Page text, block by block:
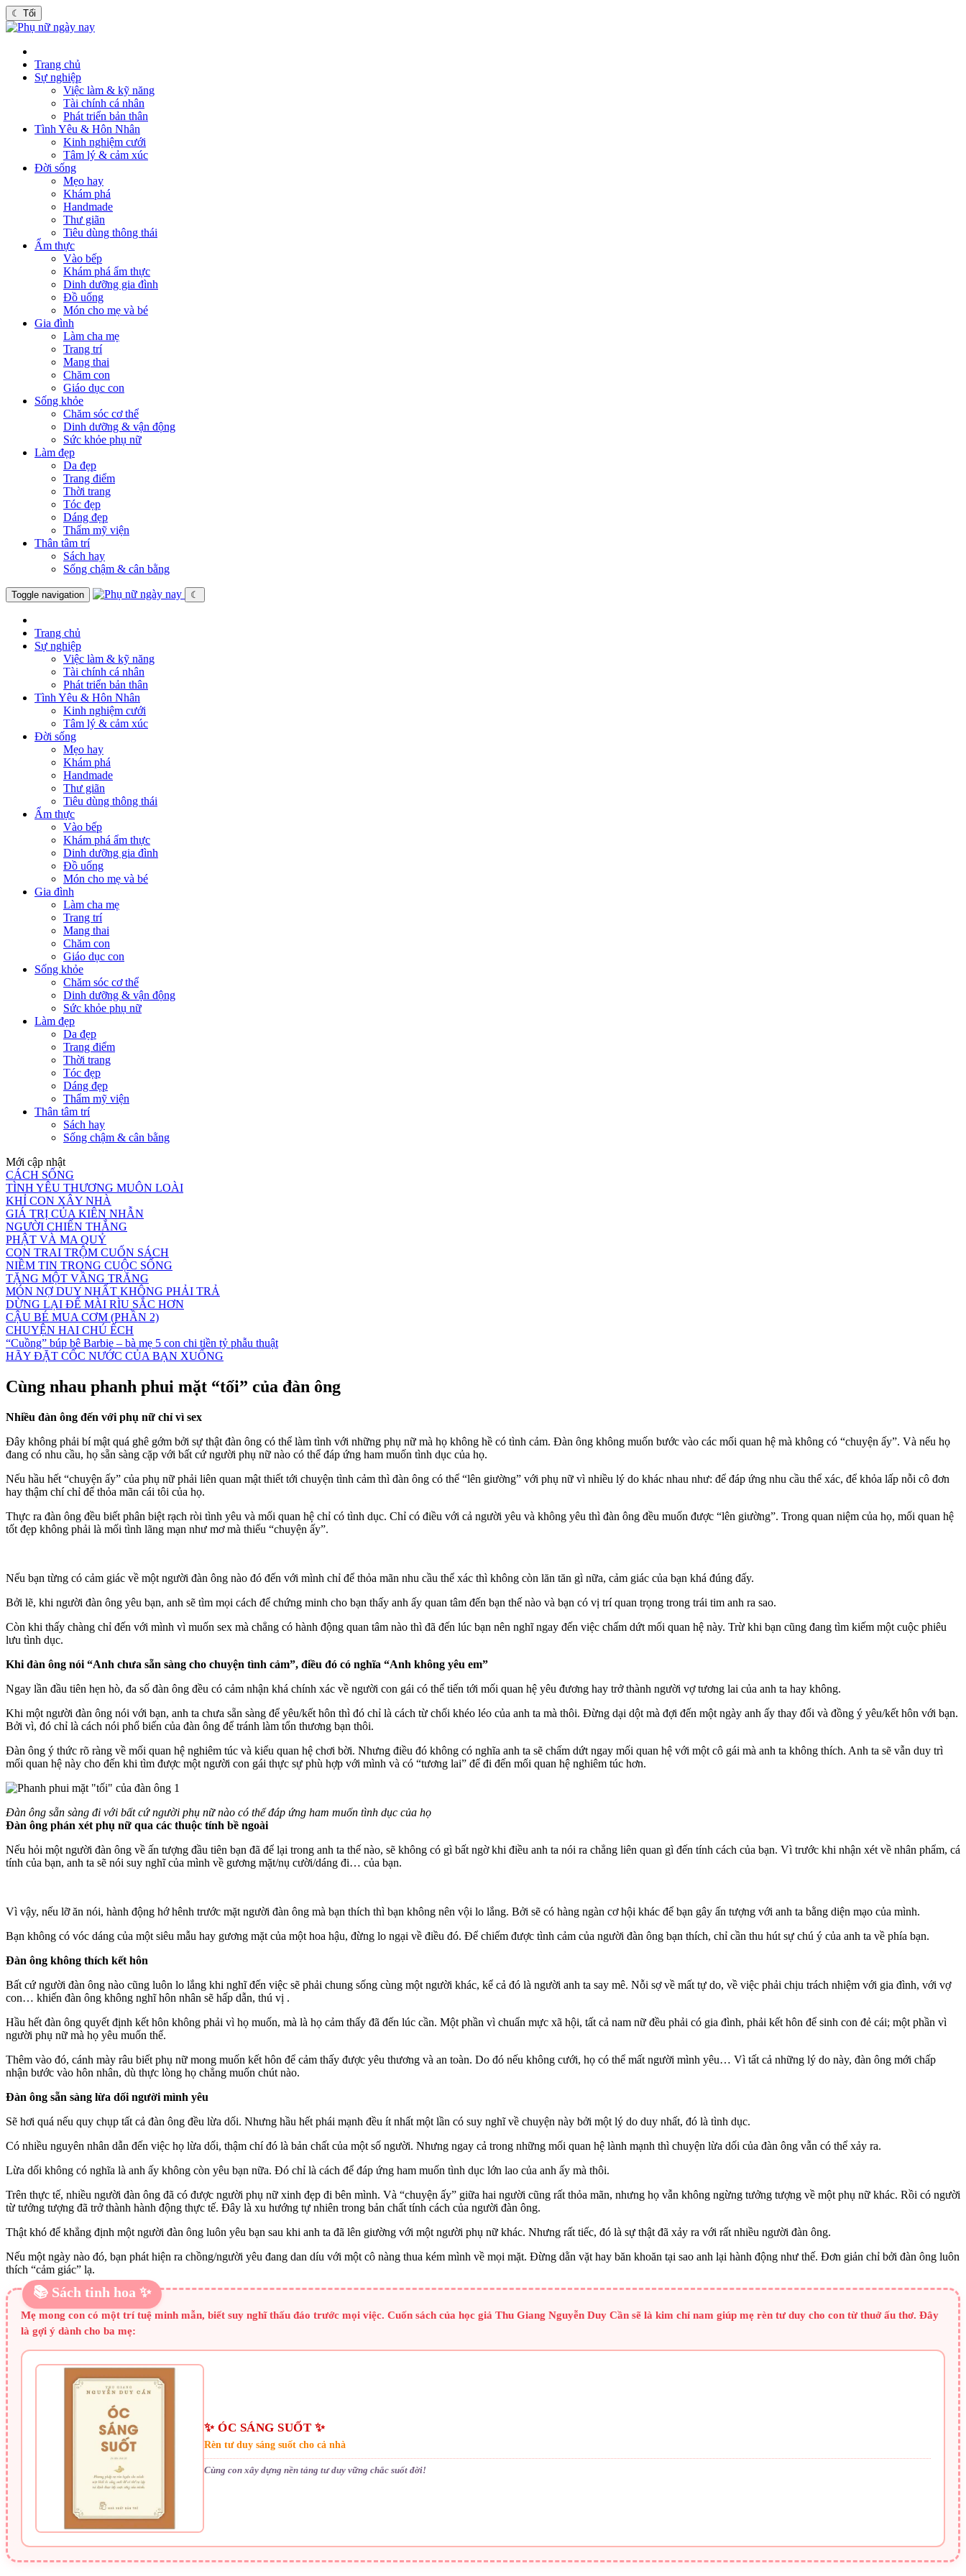
☾ Tối
Trang chủ
Sự nghiệp
Việc làm & kỹ năng
Tài chính cá nhân
Phát triển bản thân
Tình Yêu & Hôn Nhân
Kinh nghiệm cưới
Tâm lý & cảm xúc
Đời sống
Mẹo hay
Khám phá
Handmade
Thư giãn
Tiêu dùng thông thái
Ẩm thực
Vào bếp
Khám phá ẩm thực
Dinh dưỡng gia đình
Đồ uống
Món cho mẹ và bé
Gia đình
Làm cha mẹ
Trang trí
Mang thai
Chăm con
Giáo dục con
Sống khỏe
Chăm sóc cơ thể
Dinh dưỡng & vận động
Sức khỏe phụ nữ
Làm đẹp
Da đẹp
Trang điểm
Thời trang
Tóc đẹp
Dáng đẹp
Thẩm mỹ viện
Thân tâm trí
Sách hay
Sống chậm & cân bằng
Toggle navigation ☾
Trang chủ
Sự nghiệp
Việc làm & kỹ năng
Tài chính cá nhân
Phát triển bản thân
Tình Yêu & Hôn Nhân
Kinh nghiệm cưới
Tâm lý & cảm xúc
Đời sống
Mẹo hay
Khám phá
Handmade
Thư giãn
Tiêu dùng thông thái
Ẩm thực
Vào bếp
Khám phá ẩm thực
Dinh dưỡng gia đình
Đồ uống
Món cho mẹ và bé
Gia đình
Làm cha mẹ
Trang trí
Mang thai
Chăm con
Giáo dục con
Sống khỏe
Chăm sóc cơ thể
Dinh dưỡng & vận động
Sức khỏe phụ nữ
Làm đẹp
Da đẹp
Trang điểm
Thời trang
Tóc đẹp
Dáng đẹp
Thẩm mỹ viện
Thân tâm trí
Sách hay
Sống chậm & cân bằng
Mới cập nhật
CÁCH SỐNG
TÌNH YÊU THƯƠNG MUÔN LOÀI
KHỈ CON XÂY NHÀ
GIÁ TRỊ CỦA KIÊN NHẪN
NGƯỜI CHIẾN THẮNG
PHẬT VÀ MA QUỶ
CON TRAI TRỘM CUỐN SÁCH
NIỀM TIN TRONG CUỘC SỐNG
TẶNG MỘT VẦNG TRĂNG
MÓN NỢ DUY NHẤT KHÔNG PHẢI TRẢ
DỪNG LẠI ĐỂ MÀI RÌU SẮC HƠN
CẬU BÉ MUA CƠM (PHẦN 2)
CHUYỆN HAI CHÚ ẾCH
“Cuồng” búp bê Barbie – bà mẹ 5 con chi tiền tỷ phẫu thuật
HÃY ĐẶT CỐC NƯỚC CỦA BẠN XUỐNG
Cùng nhau phanh phui mặt “tối” của đàn ông
Nhiều đàn ông đến với phụ nữ chỉ vì sex
Đây không phải bí mật quá ghê gớm bởi sự thật đàn ông có thể làm tình với những phụ nữ mà họ không hề có tình cảm. Đàn ông không muốn bước vào các mối quan hệ mà không có “chuyện ấy”. Và nếu họ
đang có nhu cầu, họ sẵn sàng cặp với bất cứ người phụ nữ nào có thể đáp ứng ham muốn tình dục của họ.
Nếu hầu hết “chuyện ấy” của phụ nữ phải liên quan mật thiết tới chuyện tình cảm thì đàn ông có thể “lên giường” với phụ nữ vì nhiều lý do khác nhau như: để đáp ứng nhu cầu thể xác, để khỏa lấp nỗi cô đơn
hay thậm chí chỉ để thỏa mãn cái tôi của họ.
Thực ra đàn ông đều biết phân biệt rạch ròi tình yêu và mối quan hệ chỉ có tình dục. Chỉ có điều với cả người yêu và không yêu thì đàn ông đều muốn được “lên giường”. Trong quan niệm của họ, mối quan hệ
tốt đẹp không phải là mối tình lãng mạn như mơ mà thiếu “chuyện ấy”.
Nếu bạn từng có cảm giác về một người đàn ông nào đó đến với mình chỉ để thỏa mãn nhu cầu thể xác thì không còn lăn tăn gì nữa, cảm giác của bạn khá đúng đấy.
Bởi lẽ, khi người đàn ông yêu bạn, anh sẽ tìm mọi cách để chứng minh cho bạn thấy anh ấy quan tâm đến bạn thế nào và bạn có vị trí quan trọng trong trái tim anh ra sao.
Còn khi thấy chàng chỉ đến với mình vì muốn sex mà chẳng có hành động quan tâm nào thì đã đến lúc bạn nên nghĩ ngay đến việc chấm dứt mối quan hệ này. Trừ khi bạn cũng đang tìm kiếm một cuộc phiêu
lưu tình dục.
Khi đàn ông nói “Anh chưa sẵn sàng cho chuyện tình cảm”, điều đó có nghĩa “Anh không yêu em”
Ngay lần đầu tiên hẹn hò, đa số đàn ông đều có cảm nhận khá chính xác về người con gái có thể tiến tới mối quan hệ yêu đương hay trở thành người vợ tương lai của anh ta hay không.
Khi một người đàn ông nói với bạn, anh ta chưa sẵn sàng để yêu/kết hôn thì đó chỉ là cách từ chối khéo léo của anh ta mà thôi. Đừng dại dột mà đợi đến một ngày anh ấy thay đổi và đồng ý yêu/kết hôn với bạn.
Bởi vì, đó chỉ là cách nói phổ biến của đàn ông để tránh làm tổn thương bạn thôi.
Đàn ông ý thức rõ ràng về mối quan hệ nghiêm túc và kiểu quan hệ chơi bời. Nhưng điều đó không có nghĩa anh ta sẽ chấm dứt ngay mối quan hệ với một cô gái mà anh ta không thích. Anh ta sẽ vẫn duy trì
mối quan hệ này cho đến khi tìm được một người con gái thực sự phù hợp với mình và có “tương lai” để đi đến mối quan hệ nghiêm túc hơn.
Đàn ông sẵn sàng đi với bất cứ người phụ nữ nào có thể đáp ứng ham muốn tình dục của họ
Đàn ông phán xét phụ nữ qua các thuộc tính bề ngoài
Nếu hỏi một người đàn ông về ấn tượng đầu tiên bạn đã để lại trong anh ta thế nào, sẽ không có gì bất ngờ khi điều anh ta nói ra chẳng liên quan gì đến tính cách của bạn. Vì trước khi nhận xét về nhân phẩm, cá
tính của bạn, anh ta sẽ nói suy nghĩ của mình về gương mặt/nụ cười/dáng đi… của bạn.
Vì vậy, nếu lỡ ăn nói, hành động hớ hênh trước mặt người đàn ông mà bạn thích thì bạn không nên vội lo lắng. Bởi sẽ có hàng ngàn cơ hội khác để bạn gây ấn tượng với anh ta bằng diện mạo của mình.
Bạn không có vóc dáng của một siêu mẫu hay gương mặt của một hoa hậu, đừng lo ngại về điều đó. Để chiếm được tình cảm của người đàn ông bạn thích, chỉ cần thu hút sự chú ý của anh ta về phía bạn.
Đàn ông không thích kết hôn
Bất cứ người đàn ông nào cũng luôn lo lắng khi nghĩ đến việc sẽ phải chung sống cùng một người khác, kể cả đó là người anh ta say mê. Nỗi sợ về mất tự do, về việc phải chịu trách nhiệm với gia đình, với vợ
con… khiến đàn ông không nghĩ hôn nhân sẽ hấp dẫn, thú vị .
Hầu hết đàn ông quyết định kết hôn không phải vì họ muốn, mà là họ cảm thấy đã đến lúc cần. Một phần vì chuẩn mực xã hội, tất cả nam nữ đều phải có gia đình, phải kết hôn để sinh con đẻ cái; một phần vì
người phụ nữ mà họ yêu muốn thế.
Thêm vào đó, cánh mày râu biết phụ nữ mong muốn kết hôn để cảm thấy được yêu thương và an toàn. Do đó nếu không cưới, họ có thể mất người mình yêu… Vì tất cả những lý do này, đàn ông mới chấp
nhận bước vào hôn nhân, dù thực lòng họ chẳng muốn chút nào.
Đàn ông sẵn sàng lừa dối người mình yêu
Sẽ hơi quá nếu quy chụp tất cả đàn ông đều lừa dối. Nhưng hầu hết phái mạnh đều ít nhất một lần có suy nghĩ về chuyện này bởi một lý do duy nhất, đó là tình dục.
Có nhiều nguyên nhân dẫn đến việc họ lừa dối, thậm chí đó là bản chất của một số người. Nhưng ngay cả trong những mối quan hệ lành mạnh thì chuyện lừa dối của đàn ông vẫn có thể xảy ra.
Lừa dối không có nghĩa là anh ấy không còn yêu bạn nữa. Đó chỉ là cách để đáp ứng ham muốn tình dục lớn lao của anh ấy mà thôi.
Trên thực tế, nhiều người đàn ông đã có được người phụ nữ xinh đẹp đi bên mình. Và “chuyện ấy” giữa hai người cũng rất thỏa mãn, nhưng họ vẫn không ngừng tưởng tượng về một phụ nữ khác. Rồi có người
từ tưởng tượng đã trở thành hành động thực tế. Đây là xu hướng tự nhiên trong bản chất tính cách của người đàn ông.
Thật khó để khẳng định một người đàn ông luôn yêu bạn sau khi anh ta đã lên giường với một người phụ nữ khác. Nhưng rất tiếc, đó là sự thật đã xảy ra với rất nhiều người đàn ông.
Nếu một ngày nào đó, bạn phát hiện ra chồng/người yêu đang dan díu với một cô nàng thua kém mình về mọi mặt. Đừng dằn vặt hay băn khoăn tại sao anh lại hành động như thế. Đơn giản chỉ bởi đàn ông luôn
thích “cảm giác” lạ.
📚 Sách tinh hoa ✨
Mẹ mong con có một trí tuệ minh mẫn, biết suy nghĩ thấu đáo trước mọi việc. Cuốn sách của học giả Thu Giang Nguyễn Duy Cần sẽ là kim chỉ nam giúp mẹ rèn tư duy cho con từ thuở ấu thơ. Đây
là gợi ý dành cho ba mẹ:
✨ ÓC SÁNG SUỐT ✨
Rèn tư duy sáng suốt cho cả nhà
Cùng con xây dựng nền tảng tư duy vững chắc suốt đời!